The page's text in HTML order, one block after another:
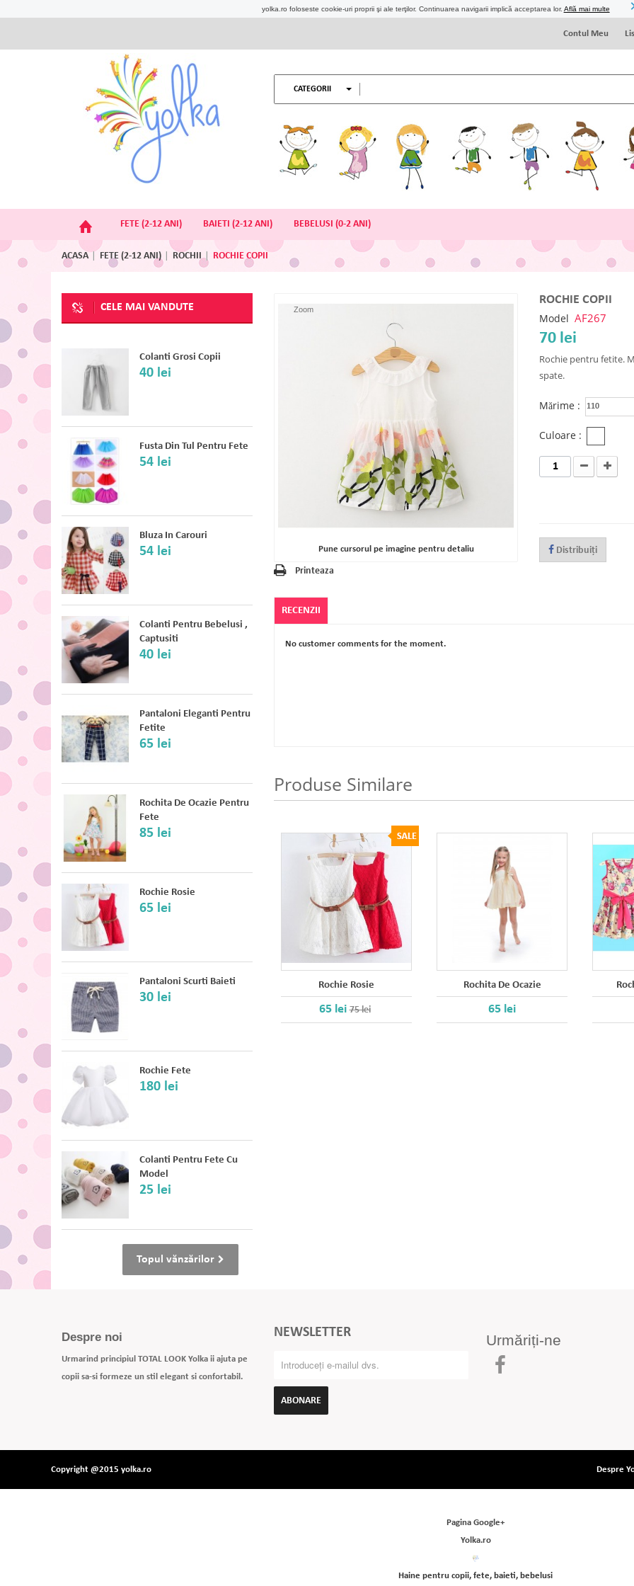
yolka.ro foloseste cookie-uri proprii şi ale terţilor. Continuarea navigarii implică acceptarea lor. Află mai multe
Contul Meu
CATEGORII
FETE (2-12 ANI) BAIETI (2-12 ANI) BEBELUSI (0-2 ANI)
ACASA FETE (2-12 ANI) ROCHII ROCHIE COPII
CELE MAI VANDUTE
Colanti Grosi Copii
40 lei
Fusta Din Tul Pentru Fete
54 lei
Bluza In Carouri
54 lei
Colanti Pentru Bebelusi ,
Captusiti
40 lei
Pantaloni Eleganti Pentru
Fetite
65 lei
Rochita De Ocazie Pentru
Fete
85 lei
Rochie Rosie
65 lei
Pantaloni Scurti Baieti
30 lei
Rochie Fete
180 lei
Colanti Pentru Fete Cu
Model
25 lei
Topul vănzărilor
Zoom
Pune cursorul pe imagine pentru detaliu
Printeaza
ROCHIE COPII
Model AF267
70 lei
Rochie pentru fetite.
spate.
Mărime : 110
Culoare :
Distribuiţi
RECENZII
No customer comments for the moment.
Produse Similare
Rochie Rosie
65 lei75 lei
Rochita De Ocazie
65 lei
Sale
Despre noi
Urmarind principiul TOTAL LOOK Yolka ii ajuta pe
copii sa-si formeze un stil elegant si confortabil.
NEWSLETTER
ABONARE
Urmăriți-ne
Copyright @2015 yolka.ro Despre
Pagina Google+
Yolka.ro
Haine pentru copii, fete, baieti, bebelusi